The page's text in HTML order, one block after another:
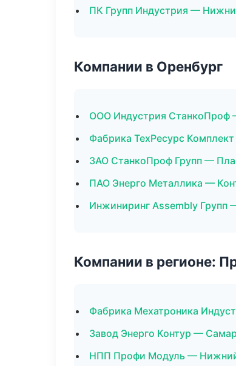
ПК Групп Индустрия —
Компании в Оренбург
ООО Индустрия СтанкоПроф
Фабрика ТехРесурс
ЗАО СтанкоПроф Групп —
ПАО Энерго Металлика —
Инжиниринг Assembly Групп
Компании в регионе:
Фабрика Мехатроника
Завод Энерго Контур —
НПП Профи Модуль —